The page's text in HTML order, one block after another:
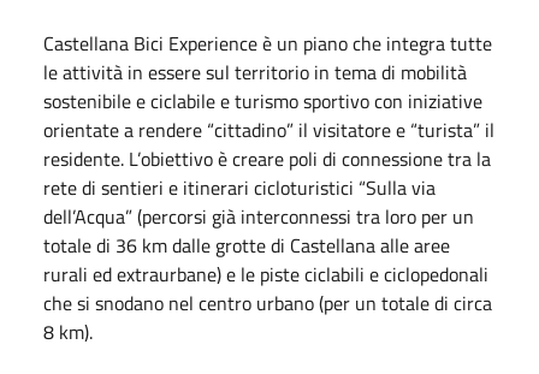
Castellana Bici Experience è un piano che integra tutte
le attività in essere sul territorio in tema di mobilità
sostenibile e ciclabile e turismo sportivo con iniziative
orientate a rendere “cittadino” il visitatore e “turista” il
residente. L’obiettivo è creare poli di connessione tra la
rete di sentieri e itinerari cicloturistici “Sulla via
dell’Acqua” (percorsi già interconnessi tra loro per un
totale di 36 km dalle grotte di Castellana alle aree
rurali ed extraurbane) e le piste ciclabili e ciclopedonali
che si snodano nel centro urbano (per un totale di circa
8 km).